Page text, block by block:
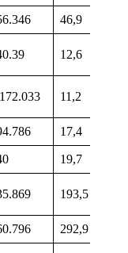
46,9
12,6
11,2
17,4
19,7
193,5
292,9